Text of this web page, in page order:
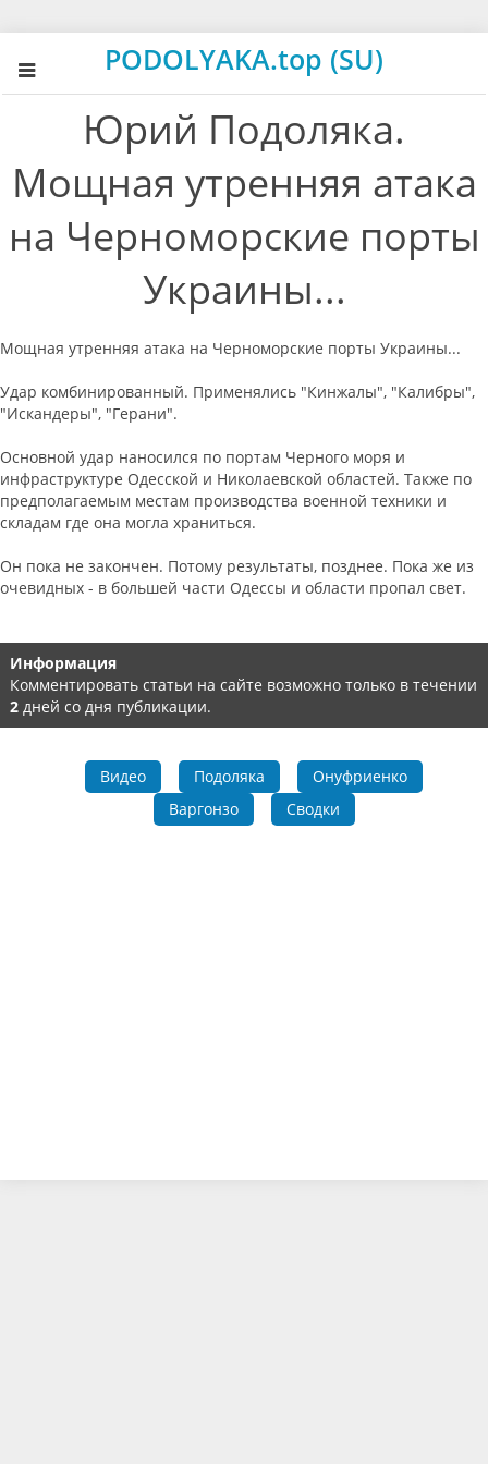
PODOLYAKA.top (SU)
Юрий Подоляка.
Мощная утренняя атака
на Черноморские порты
Украины...
Мощная утренняя атака на Черноморские порты Украины...
Удар комбинированный. Применялись "Кинжалы", "Калибры",
"Искандеры", "Герани".
Основной удар наносился по портам Черного моря и
инфраструктуре Одесской и Николаевской областей. Также по
предполагаемым местам производства военной техники и
складам где она могла храниться.
Он пока не закончен. Потому результаты, позднее. Пока же из
очевидных - в большей части Одессы и области пропал свет.
Информация
Комментировать статьи на сайте возможно только в течении
2 дней со дня публикации.
Видео Подоляка
Онуфриенко
Варгонзо
Сводки